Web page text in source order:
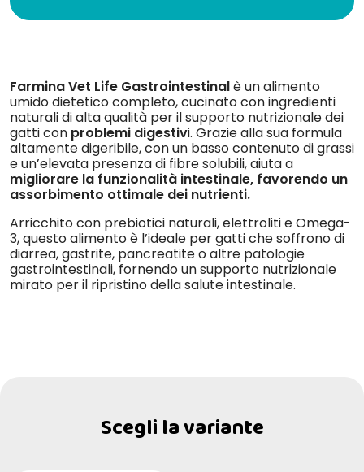
Farmina Vet Life Gastrointestinalè un alimento
umido dietetico completo, cucinato con ingredienti
naturali di alta qualità per il supporto nutrizionale dei
gatti con problemi digestivi. Grazie alla sua formula
altamente digeribile, con un basso contenuto di grassi
e un’elevata presenza di fibre solubili, aiuta a
migliorare la funzionalità intestinale, favorendo un
assorbimento ottimale dei nutrienti.
Arricchito con prebiotici naturali, elettroliti e Omega-
3, questo alimento è l’ideale per gatti che soffrono di
diarrea, gastrite, pancreatite o altre patologie
gastrointestinali, fornendo un supporto nutrizionale
mirato per il ripristino della salute intestinale.
Scegli la variante